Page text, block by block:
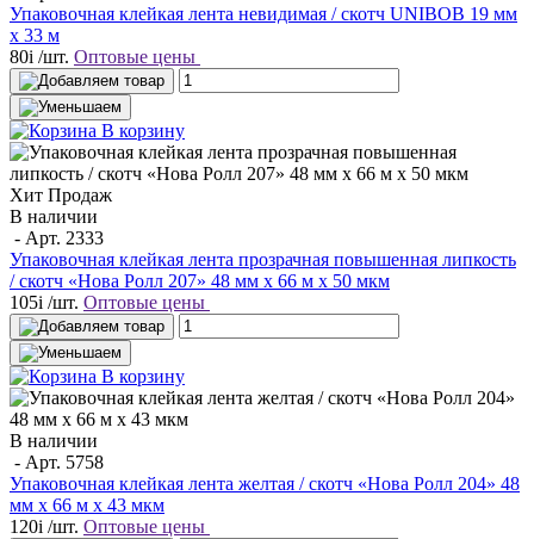
Упаковочная клейкая лента невидимая / скотч UNIBOB 19 мм
х 33 м
80i /шт. Оптовые цены
В корзину
Хит Продаж
В наличии
- Арт. 2333
Упаковочная клейкая лента прозрачная повышенная липкость
/ скотч «Нова Ролл 207» 48 мм х 66 м х 50 мкм
105i /шт. Оптовые цены
В корзину
В наличии
- Арт. 5758
Упаковочная клейкая лента желтая / скотч «Нова Ролл 204» 48
мм x 66 м х 43 мкм
120i /шт. Оптовые цены